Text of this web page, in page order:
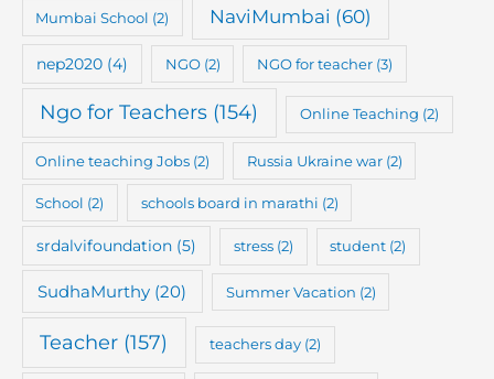
Mumbai School (2) NaviMumbai (60)
nep2020(4) NGO(2) NGO for teacher (3)
Ngo for Teachers (154) Online Teaching (2)
Online teaching Jobs (2) Russia Ukraine war(2)
School (2) schools board in marathi (2)
srdalvifoundation (5) stress (2) student (2)
SudhaMurthy (20) Summer Vacation (2)
Teacher (157) teachers day (2)